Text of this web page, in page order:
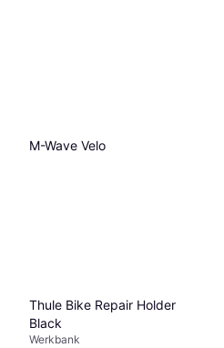
M-Wave Velo
Thule Bike Repair Holder
Black
Werkbank